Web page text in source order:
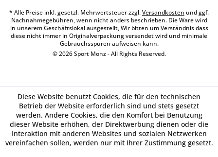
* Alle Preise inkl. gesetzl. Mehrwertsteuer zzgl.Versandkosten und ggf.
Nachnahmegebühren, wenn nicht anders beschrieben. Die Ware wird
in unserem Geschäftslokal ausgestellt, Wir bitten um Verständnis dass
diese nicht immer in Originalverpackung versendet wird und minimale
Gebrauchsspuren aufweisen kann.
© 2026 Sport Monz - All Rights Reserved.
Diese Website benutzt Cookies, die für den technischen
Betrieb der Website erforderlich sind und stets gesetzt
werden. Andere Cookies, die den Komfort bei Benutzung
dieser Website erhöhen, der Direktwerbung dienen oder die
Interaktion mit anderen Websites und sozialen Netzwerken
vereinfachen sollen, werden nur mit Ihrer Zustimmung gesetzt.